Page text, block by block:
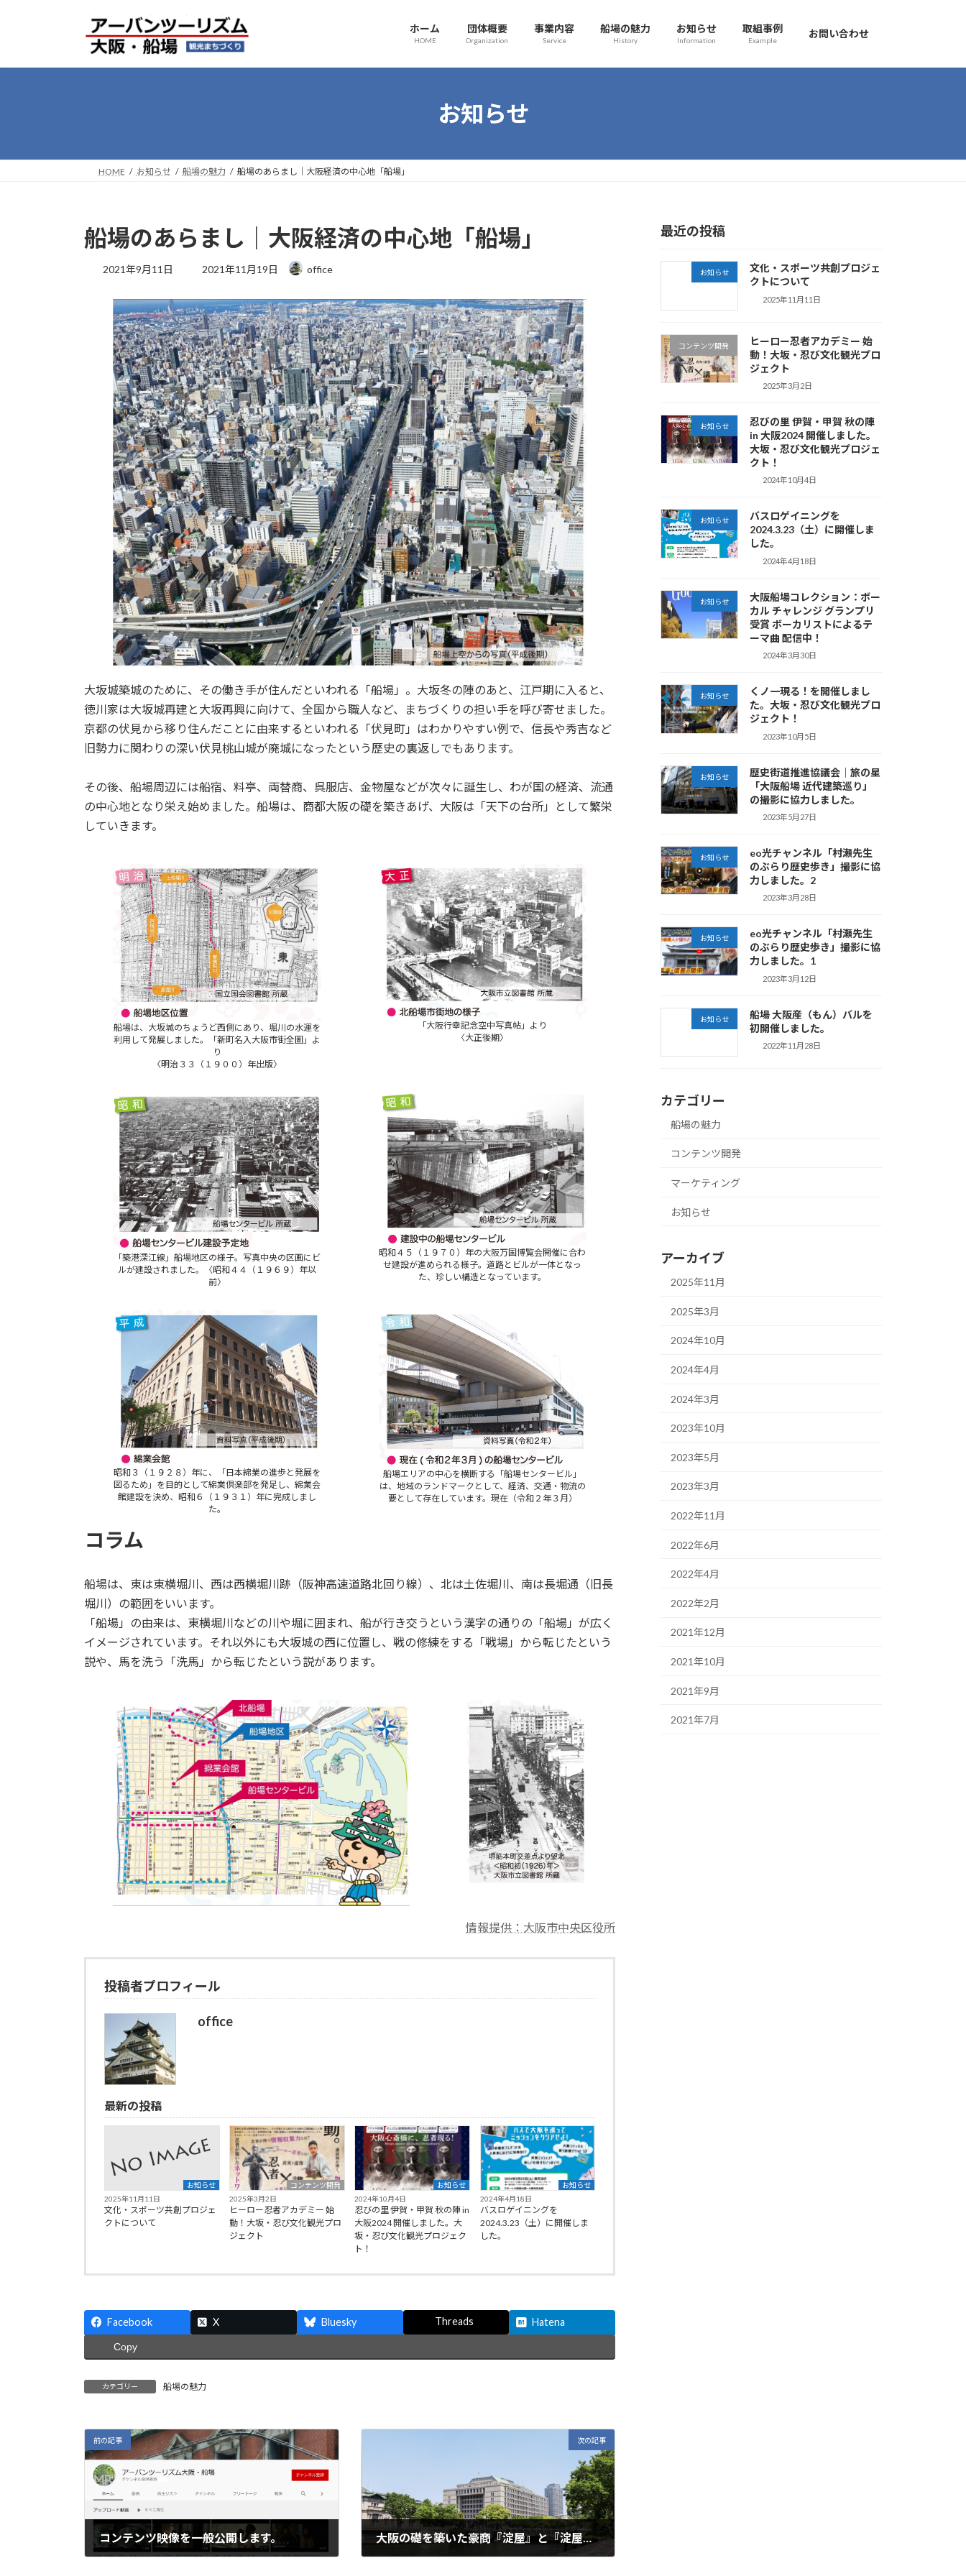
プ
動
ホーム
HOME
団体概要
Organization
事業内容
Service
船場の魅力
History
お知らせ
Information
取組事例
Example
お問い合わせ
お知らせ
HOME お知らせ 船場の魅力 船場のあらまし｜大阪経済の中心地「船場」
船場のあらまし｜大阪経済の中心地「船場」
2021年9月11日
最
新
日
時
:
2021年11月19日 office
大坂城築城のために、その働き手が住んだといわれる「船場」。大坂冬の陣のあと、江戸期に入ると、
徳川家は大坂城再建と大坂再興に向けて、全国から職人など、まちづくりの担い手を呼び寄せました。
京都の伏見から移り住んだことに由来するといわれる「伏見町」はわかりやすい例で、信長や秀吉など
旧勢力に関わりの深い伏見桃山城が廃城になったという歴史の裏返しでもあります。
その後、船場周辺には船宿、料亭、両替商、呉服店、金物屋などが次々に誕生し、わが国の経済、流通
の中心地となり栄え始めました。船場は、商都大阪の礎を築きあげ、大阪は「天下の台所」として繁栄
していきます。
船場は、大坂城のちょうど西側にあり、堀川の水運を
利用して発展しました。「新町名入大阪市街全圖」よ
り
〈明治３３（１９００）年出版〉
「大阪行幸記念空中写真帖」より
〈大正後期〉
「築港深江線」船場地区の様子。写真中央の区画にビ
ルが建設されました。〈昭和４４（１９６９）年以
前〉
昭和４５（１９７０）年の大阪万国博覧会開催に合わ
せ建設が進められる様子。道路とビルが一体となっ
た、珍しい構造となっています。
昭和３（１９２８）年に、「日本綿業の進歩と発展を
図るため」を目的として綿業倶楽部を発足し、綿業会
館建設を決め、昭和６（１９３１）年に完成しまし
た。
船場エリアの中心を横断する「船場センタービル」
は、地域のランドマークとして、経済、交通・物流の
要として存在しています。現在（令和２年３月）
コラム
船場は、東は東横堀川、西は西横堀川跡（阪神高速道路北回り線）、北は土佐堀川、南は長堀通（旧長
堀川）の範囲をいいます。
「船場」の由来は、東横堀川などの川や堀に囲まれ、船が行き交うという漢字の通りの「船場」が広く
イメージされています。それ以外にも大坂城の西に位置し、戦の修練をする「戦場」から転じたという
説や、馬を洗う「洗馬」から転じたという説があります。
情報提供：大阪市中央区役所
投稿者プロフィール
office
最新の投稿
お知らせ
2025年11月11日
文化・スポーツ共創プロジェ
クトについて
コンテンツ開発
2025年3月2日
ヒーロー忍者アカデミー 始
動！大坂・忍び文化観光プロ
ジェクト
お知らせ
2024年10月4日
忍びの里 伊賀・甲賀 秋の陣 in
大阪2024 開催しました。大
坂・忍び文化観光プロジェク
ト！
お知らせ
2024年4月18日
バスロゲイニングを
2024.3.23（土）に開催しま
した。
Facebook X Bluesky Threads Hatena
Copy
カテゴリー 船場の魅力
前の記事
コンテンツ映像を一般公開します。
次の記事
大阪の礎を築いた豪商『淀屋』と『淀屋橋』
最近の投稿
お知らせ
文化・スポーツ共創プロジェ
クトについて
2025年11月11日
コンテンツ開発
ヒーロー忍者アカデミー 始
動！大坂・忍び文化観光プロ
ジェクト
2025年3月2日
お知らせ
忍びの里 伊賀・甲賀 秋の陣
in 大阪2024 開催しました。
大坂・忍び文化観光プロジェ
クト！
2024年10月4日
お知らせ
バスロゲイニングを
2024.3.23（土）に開催しま
した。
2024年4月18日
お知らせ
大阪船場コレクション：ボー
カル チャレンジ グランプリ
受賞 ボーカリストによるテ
ーマ曲 配信中！
2024年3月30日
お知らせ
くノ一現る！を開催しまし
た。大坂・忍び文化観光プロ
ジェクト！
2023年10月5日
お知らせ
歴史街道推進協議会｜旅の星
「大阪船場 近代建築巡り」
の撮影に協力しました。
2023年5月27日
お知らせ
eo光チャンネル「村瀬先生
のぶらり歴史歩き」撮影に協
力しました。2
2023年3月28日
お知らせ
eo光チャンネル「村瀬先生
のぶらり歴史歩き」撮影に協
力しました。1
2023年3月12日
お知らせ
船場 大阪産（もん）バルを
初開催しました。
2022年11月28日
カテゴリー
船場の魅力
コンテンツ開発
マーケティング
お知らせ
アーカイブ
2025年11月
2025年3月
2024年10月
2024年4月
2024年3月
2023年10月
2023年5月
2023年3月
2022年11月
2022年6月
2022年4月
2022年2月
2021年12月
2021年10月
2021年9月
2021年7月